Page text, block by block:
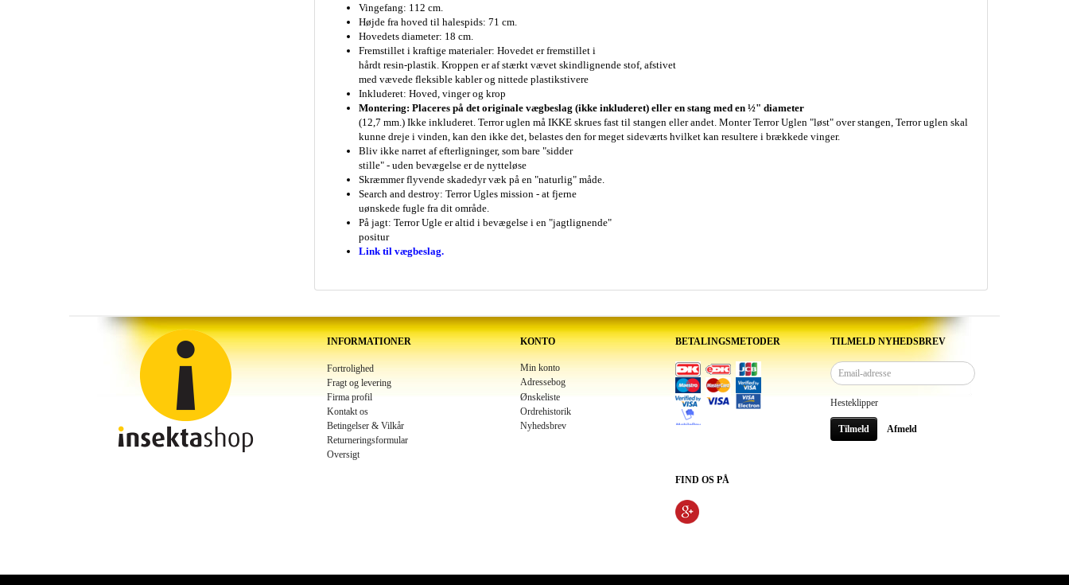
Vingefang: 112 cm.
Højde fra hoved til halespids: 71 cm.
Hovedets diameter: 18 cm.
Fremstillet i kraftige materialer: Hovedet er fremstillet i
hårdt resin-plastik. Kroppen er af stærkt vævet skindlignende stof, afstivet
med vævede fleksible kabler og nittede plastikstivere
Inkluderet: Hoved, vinger og krop
Montering: Placeres på det originale vægbeslag (ikke inkluderet) eller en stang med en ½" diameter
(12,7 mm.) Ikke inkluderet. Terror uglen må IKKE skrues fast til stangen eller andet. Monter Terror Uglen "løst" over stangen, Terror uglen skal
kunne dreje i vinden, kan den ikke det, belastes den for meget sideværts hvilket kan resultere i brækkede vinger.
Bliv ikke narret af efterligninger, som bare "sidder
stille" - uden bevægelse er de nytteløse
Skræmmer flyvende skadedyr væk på en "naturlig" måde.
Search and destroy: Terror Ugles mission - at fjerne
uønskede fugle fra dit område.
På jagt: Terror Ugle er altid i bevægelse i en "jagtlignende"
positur
Link til vægbeslag.
INFORMATIONER
Fortrolighed
Fragt og levering
Firma profil
Kontakt os
Betingelser & Vilkår
Returneringsformular
Oversigt
KONTO
Min konto
Adressebog
Ønskeliste
Ordrehistorik
Nyhedsbrev
BETALINGSMETODER
FIND OS PÅ
TILMELD NYHEDSBREV
Email-
adresse
Hesteklipper
Tilmeld Afmeld